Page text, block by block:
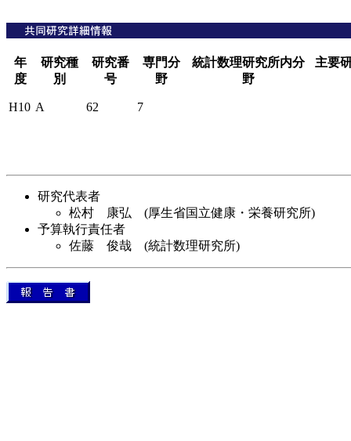
年
度
研究種
別
研究番
号
専門分
野
統計数理研究所内分
野
主要
H10 A 62 7
研究代表者
松村 康弘 (厚生省国立健康・栄養研究所)
予算執行責任者
佐藤 俊哉 (統計数理研究所)